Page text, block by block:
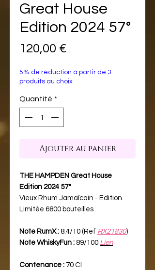
Great House
Edition 2024 57°
120,00 €
5% de réduction à partir de 3
produits au choix
Quantité *
Ajouter au panier
THE HAMPDEN Great House
Edition 2024 57°
Vieux Rhum Jamaïcain - Edition
Limitée 6800 bouteilles
Note RumX : 8.4/10 (Ref RX21830)
Note WhiskyFun : 89/100 Lien
Contenance : 70 Cl